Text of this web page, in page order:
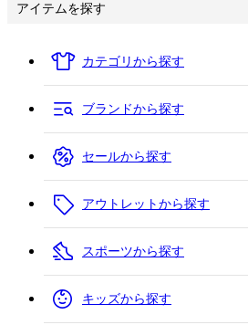
アイテムを探す
カテゴリから探す
ブランドから探す
セールから探す
アウトレットから探す
スポーツから探す
キッズから探す